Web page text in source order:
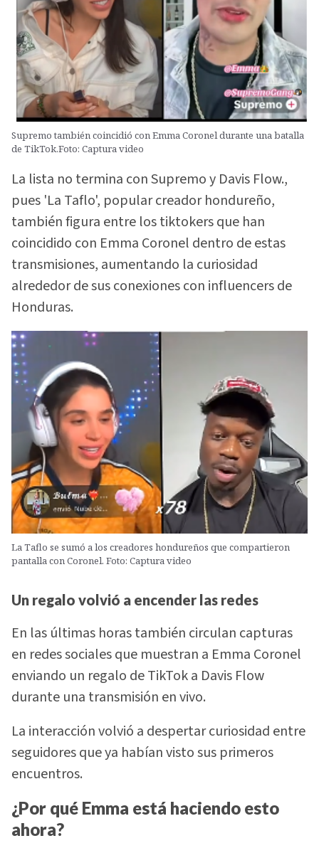
Supremo también coincidió con Emma Coronel durante una batalla
de TikTok.Foto: Captura video
La lista no termina con Supremo y Davis Flow.,
pues 'La Taflo', popular creador hondureño,
también figura entre los tiktokers que han
coincidido con Emma Coronel dentro de estas
transmisiones, aumentando la curiosidad
alrededor de sus conexiones con influencers de
Honduras.
La Taflo se sumó a los creadores hondureños que compartieron
pantalla con Coronel. Foto: Captura video
Un regalo volvió a encender las redes
En las últimas horas también circulan capturas
en redes sociales que muestran a Emma Coronel
enviando un regalo de TikTok a Davis Flow
durante una transmisión en vivo.
La interacción volvió a despertar curiosidad entre
seguidores que ya habían visto sus primeros
encuentros.
¿Por qué Emma está haciendo esto
ahora?